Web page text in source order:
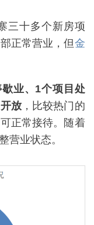
三十多个新房项
正常营业，但金
业、1个项目处
放，比较热门的
正常接待。随着
营业状态。